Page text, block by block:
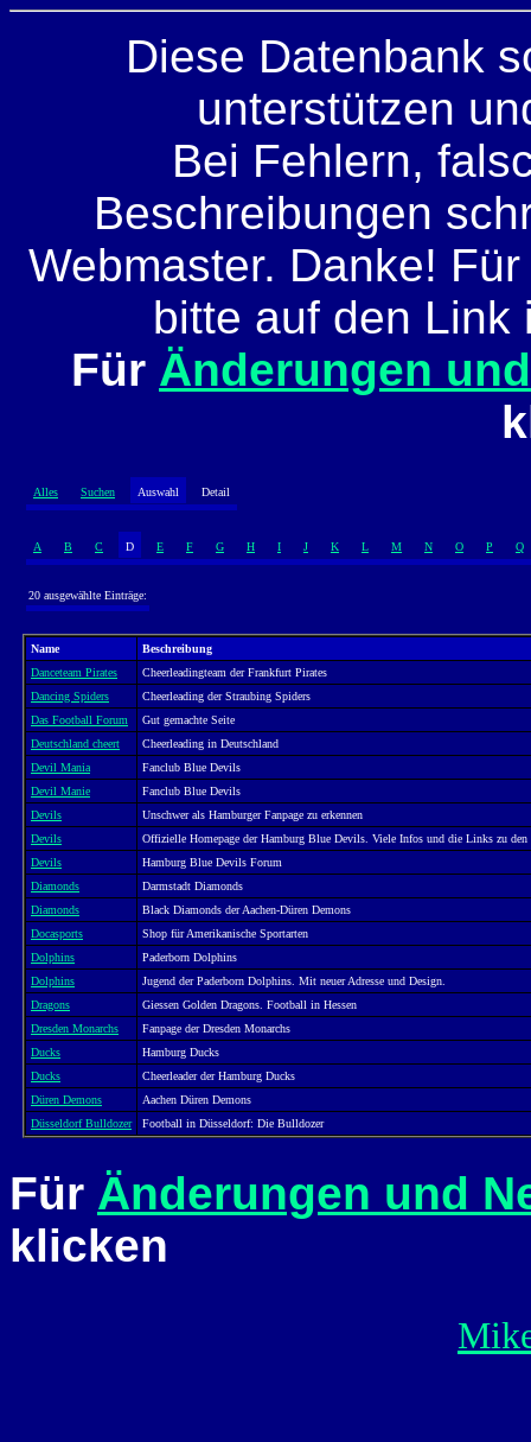
Diese Datenbank
unterstützen
Bei Fehlern,
Beschreibungen
Webmaster. Danke!
bitte auf den Link
Für Änderungen
Alles Suchen Auswahl Detail
A B C D E F G H I J K L M N O P Q
20 ausgewählte Einträge:
Name
Beschreibung
Danceteam Pirates
Cheerleadingteam der Frankfurt Pirates
Dancing Spiders
Cheerleading der Straubing Spiders
Das Football Forum
Gut gemachte Seite
Deutschland cheert
Cheerleading in Deutschland
Devil Mania
Fanclub Blue Devils
Devil Manie
Fanclub Blue Devils
Devils
Unschwer als Hamburger Fanpage zu erkennen
Devils
Offizielle Homepage der Hamburg Blue Devils. Viele Infos und die Links zu den
Devils
Hamburg Blue Devils Forum
Diamonds
Darmstadt Diamonds
Diamonds
Black Diamonds der Aachen-Düren Demons
Docasports
Shop für Amerikanische Sportarten
Dolphins
Paderborn Dolphins
Dolphins
Jugend der Paderborn Dolphins. Mit neuer Adresse und Design.
Dragons
Giessen Golden Dragons. Football in Hessen
Dresden Monarchs
Fanpage der Dresden Monarchs
Ducks
Hamburg Ducks
Ducks
Cheerleader der Hamburg Ducks
Düren Demons
Aachen Düren Demons
Düsseldorf Bulldozer
Football in Düsseldorf: Die Bulldozer
Für Änderungen und
klicken